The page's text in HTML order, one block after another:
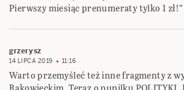
Pierwszy miesiąc prenumeraty tylko 1 zł!”
grzerysz
14 LIPCA 2019 11:16
Warto przemyśleć też inne fragmenty z